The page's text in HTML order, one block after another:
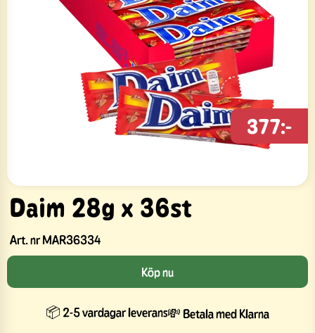
Daim 28g x 36st
Art. nrMAR36334
377:-
Köp nu
📦 2-5 vardagar leverans💸 Betala med Klarna